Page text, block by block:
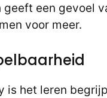
een gevoel
voor meer.
is het leren